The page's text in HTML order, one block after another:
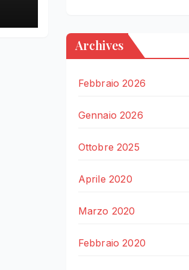
Archives
Febbraio 2026
Gennaio 2026
Ottobre 2025
Aprile 2020
Marzo 2020
Febbraio 2020